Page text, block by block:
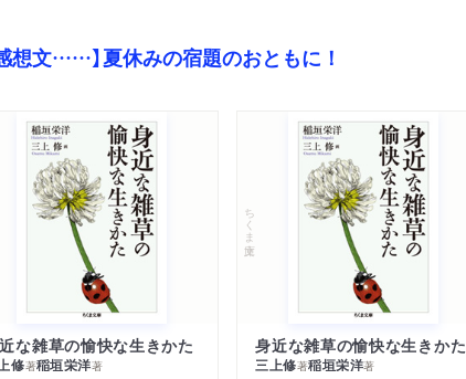
想文……】夏休みの宿題のおともに！
な雑草の愉快な生きかた
修著稲垣栄洋著
ちくま文庫
身近な雑草の愉快な生きかた
三上修著稲垣栄洋著